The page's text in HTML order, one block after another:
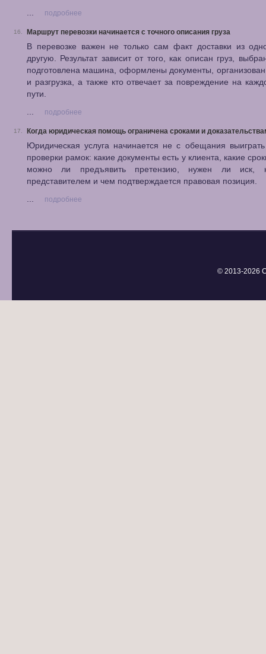
...
подробнее
16. Маршрут перевозки начинается с точного описания груза
В перевозке важен не только сам факт доставки из
другую. Результат зависит от того, как описан груз,
подготовлена машина, оформлены документы,
и разгрузка, а также кто отвечает за повреждение на
пути.
...
подробнее
17. Когда юридическая помощь ограничена сроками и
Юридическая услуга начинается не с обещания
проверки рамок: какие документы есть у клиента, какие
можно ли предъявить претензию, нужен ли иск,
представителем и чем подтверждается правовая позиция.
...
подробнее
© 2013-2026